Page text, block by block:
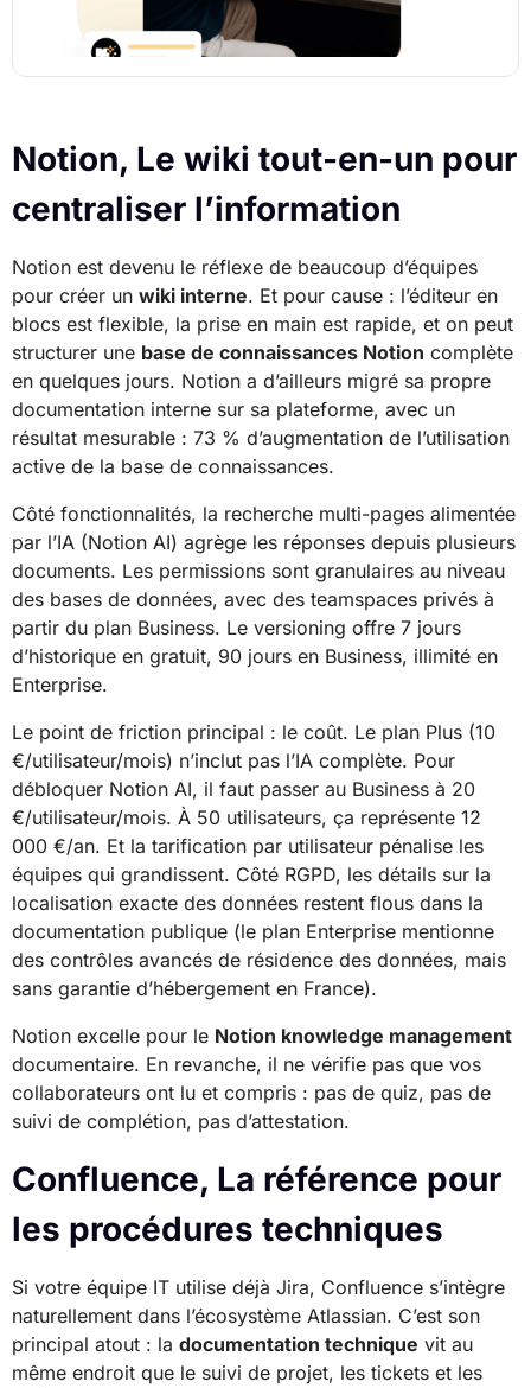
Notion, Le wiki tout-en-un pour
centraliser l’information
Notion est devenu le réflexe de beaucoup d’équipes
pour créer un wiki interne. Et pour cause : l’éditeur en
blocs est flexible, la prise en main est rapide, et on peut
structurer une base de connaissances Notion complète
en quelques jours. Notion a d’ailleurs migré sa propre
documentation interne sur sa plateforme, avec un
résultat mesurable : 73 % d’augmentation de l’utilisation
active de la base de connaissances.
Côté fonctionnalités, la recherche multi-pages alimentée
par l’IA (Notion AI) agrège les réponses depuis plusieurs
documents. Les permissions sont granulaires au niveau
des bases de données, avec des teamspaces privés à
partir du plan Business. Le versioning offre 7 jours
d’historique en gratuit, 90 jours en Business, illimité en
Enterprise.
Le point de friction principal : le coût. Le plan Plus (10
€/utilisateur/mois) n’inclut pas l’IA complète. Pour
débloquer Notion AI, il faut passer au Business à 20
€/utilisateur/mois. À 50 utilisateurs, ça représente 12
000 €/an. Et la tarification par utilisateur pénalise les
équipes qui grandissent. Côté RGPD, les détails sur la
localisation exacte des données restent flous dans la
documentation publique (le plan Enterprise mentionne
des contrôles avancés de résidence des données, mais
sans garantie d’hébergement en France).
Notion excelle pour le Notion knowledge management
documentaire. En revanche, il ne vérifie pas que vos
collaborateurs ont lu et compris : pas de quiz, pas de
suivi de complétion, pas d’attestation.
Confluence, La référence pour
les procédures techniques
Si votre équipe IT utilise déjà Jira, Confluence s’intègre
naturellement dans l’écosystème Atlassian. C’est son
principal atout : la documentation technique vit au
même endroit que le suivi de projet, les tickets et les